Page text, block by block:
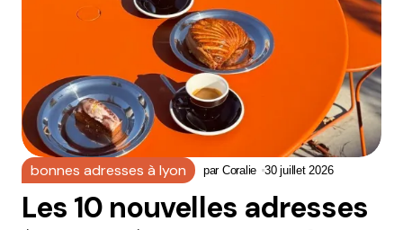
bonnes adresses à lyon par Coralie 30 juillet 2026
Les 10 nouvelles adresses